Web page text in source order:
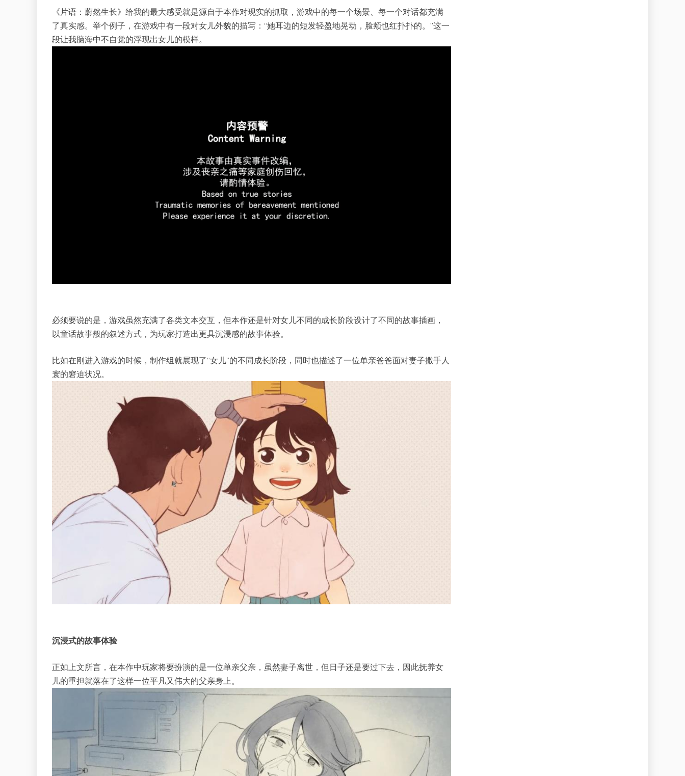
《片语：蔚然生长》给我的最大感受就是源自于本作对现实的抓取，游戏中的每一个场景、每一个对话都充满
了真实感。举个例子，在游戏中有一段对女儿外貌的描写：“她耳边的短发轻盈地晃动，脸颊也红扑扑的。”这一
段让我脑海中不自觉的浮现出女儿的模样。
必须要说的是，游戏虽然充满了各类文本交互，但本作还是针对女儿不同的成长阶段设计了不同的故事插画，
以童话故事般的叙述方式，为玩家打造出更具沉浸感的故事体验。
比如在刚进入游戏的时候，制作组就展现了“女儿”的不同成长阶段，同时也描述了一位单亲爸爸面对妻子撒手人
寰的窘迫状况。
沉浸式的故事体验
正如上文所言，在本作中玩家将要扮演的是一位单亲父亲，虽然妻子离世，但日子还是要过下去，因此抚养女
儿的重担就落在了这样一位平凡又伟大的父亲身上。